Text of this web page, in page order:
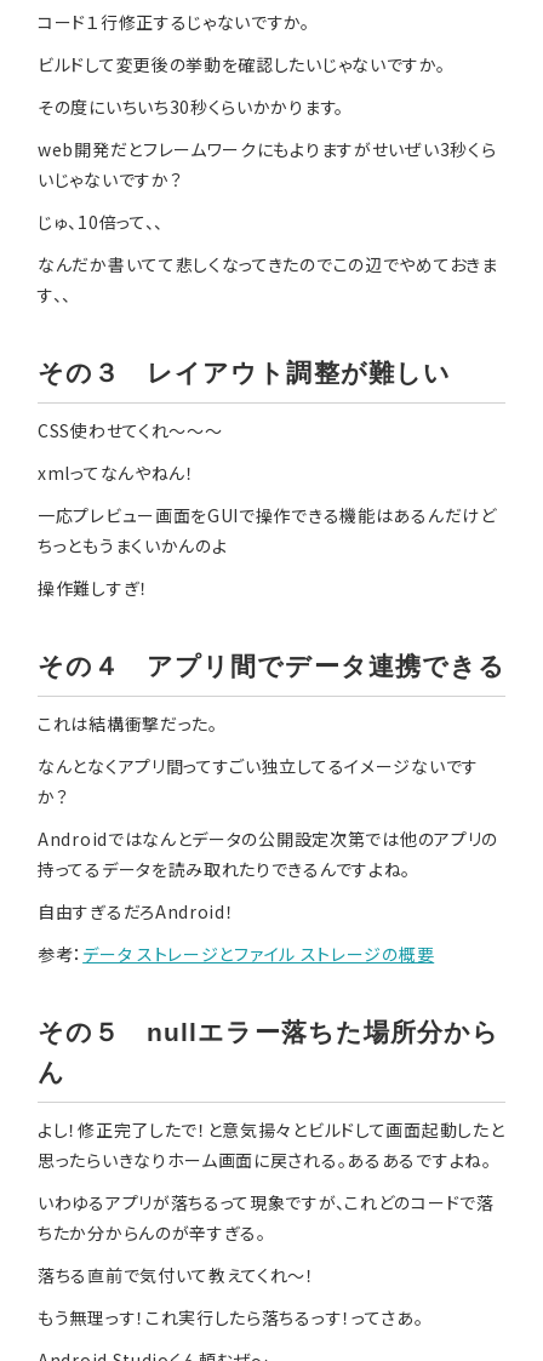
コード１行修正するじゃないですか。
ビルドして変更後の挙動を確認したいじゃないですか。
その度にいちいち30秒くらいかかります。
web開発だとフレームワークにもよりますがせいぜい3秒くら
いじゃないですか？
じゅ、10倍って、、
なんだか書いてて悲しくなってきたのでこの辺でやめておきま
す、、
その３ レイアウト調整が難しい
CSS使わせてくれ〜〜〜
xmlってなんやねん！
一応プレビュー画面をGUIで操作できる機能はあるんだけど
ちっともうまくいかんのよ
操作難しすぎ！
その４ アプリ間でデータ連携できる
これは結構衝撃だった。
なんとなくアプリ間ってすごい独立してるイメージないです
か？
Androidではなんとデータの公開設定次第では他のアプリの
持ってるデータを読み取れたりできるんですよね。
自由すぎるだろAndroid！
参考： データ ストレージとファイル ストレージの概要
その５ nullエラー落ちた場所分から
ん
よし！修正完了したで！と意気揚々とビルドして画面起動したと
思ったらいきなりホーム画面に戻される。あるあるですよね。
いわゆるアプリが落ちるって現象ですが、これどのコードで落
ちたか分からんのが辛すぎる。
落ちる直前で気付いて教えてくれ〜！
もう無理っす！これ実行したら落ちるっす！ってさあ。